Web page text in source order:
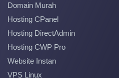
Domain Murah
Hosting CPanel
Hosting DirectAdmin
Hosting CWP Pro
Website Instan
VPS Linux